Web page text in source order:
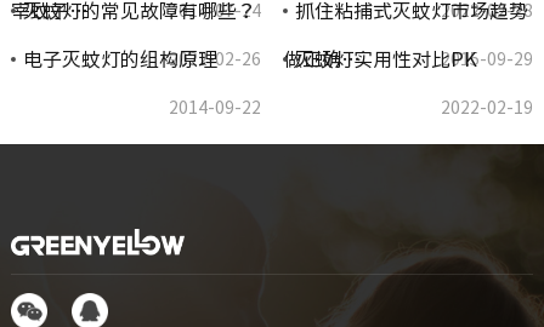
宰蚊子… 2014-07-24 2022-02-28
灭蚊灯的常见故障有哪些？
2022-02-26
抓住粘捕式灭蚊灯市场趋势
做正确… 2015-09-29
电子灭蚊灯的组构原理
2014-09-22
灭蚊灯实用性对比PK
2022-02-19